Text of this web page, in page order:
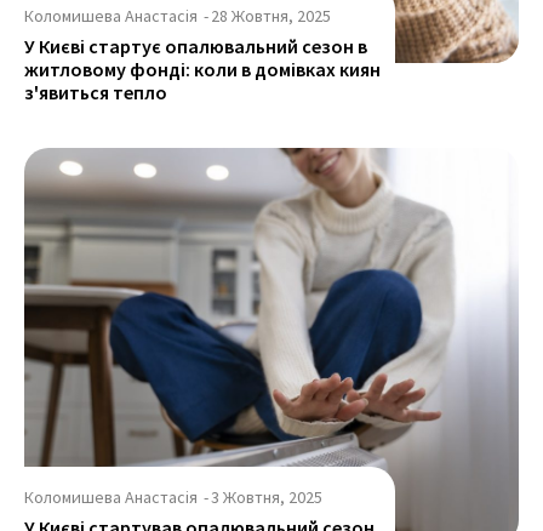
Коломишева Анастасія -28 Жовтня, 2025
У Києві стартує опалювальний сезон в
житловому фонді: коли в домівках киян
з'явиться тепло
Коломишева Анастасія -3 Жовтня, 2025